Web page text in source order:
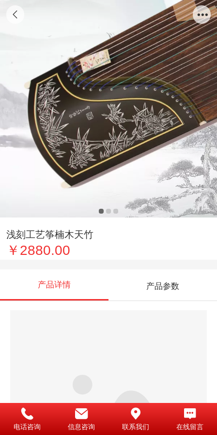
浅刻工艺筝楠木天竹
￥2880.00
产品详情 产品参数
电话咨询 信息咨询 联系我们 在线留言